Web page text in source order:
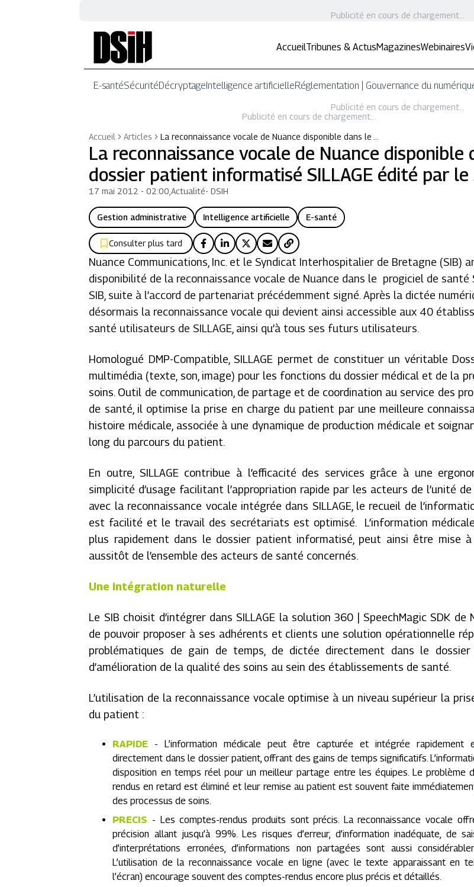
Publicité en cours de chargement...
AccueilTribunes & ActusMagazinesWebinaires
E-santéSécuritéDécryptageIntelligence artificielleRéglementation | Gouvernance du
Publicité en cours de chargement...
Publicité en cours de chargement...
Accueil
Articles La reconnaissance vocale de Nuance disponible dans le …
La reconnaissance vocale de Nuance disponible
dossier patient informatisé SILLAGE édité par le
17 mai 2012 - 02:00 ,Actualité-DSIH
Gestion administrative Intelligence artificielle E-santé
Consulter plus tard
Nuance Communications, Inc. et le Syndicat Interhospitalier de Bretagne (SIB)
disponibilité de la reconnaissance vocale de Nuance dans le progiciel de santé
SIB, suite à l’accord de partenariat précédemment signé. Après la dictée
désormais la reconnaissance vocale qui devient ainsi accessible aux 40
santé utilisateurs de SILLAGE, ainsi qu’à tous ses futurs utilisateurs.
Homologué DMP-Compatible, SILLAGE permet de constituer un véritable
multimédia (texte, son, image) pour les fonctions du dossier médical et de la
soins. Outil de communication, de partage et de coordination au service des
de santé, il optimise la prise en charge du patient par une meilleure
histoire médicale, associée à une dynamique de production médicale et
long du parcours du patient.
En outre, SILLAGE contribue à l’efficacité des services grâce à une
simplicité d’usage facilitant l’appropriation rapide par les acteurs de l’unité de
avec la reconnaissance vocale intégrée dans SILLAGE, le recueil de
est facilité et le travail des secrétariats est optimisé. L’information
plus rapidement dans le dossier patient informatisé, peut ainsi être mise à
aussitôt de l’ensemble des acteurs de santé concernés.
Une intégration naturelle
Le SIB choisit d’intégrer dans SILLAGE la solution 360 | SpeechMagic SDK de
de pouvoir proposer à ses adhérents et clients une solution opérationnelle
problématiques de gain de temps, de dictée directement dans le
d’amélioration de la qualité des soins au sein des établissements de santé.
L’utilisation de la reconnaissance vocale optimise à un niveau supérieur la
du patient :
RAPIDE -
L’information médicale peut être capturée et intégrée rapidement
directement dans le dossier patient, offrant des gains de temps significatifs.
disposition en temps réel pour un meilleur partage entre les équipes. Le problème
rendus en retard est éliminé et leur remise au patient est souvent faite
des processus de soins.
PRECIS - Les comptes-rendus produits sont précis. La reconnaissance vocale
précision allant jusqu’à 99%. Les risques d’erreur, d’information inadéquate, de
d’interprétations erronées, d’informations non partagées sont aussi
L’utilisation de la reconnaissance vocale en ligne (avec le texte apparaissant en
l’écran) encourage souvent des comptes-rendus encore plus précis et détaillés.